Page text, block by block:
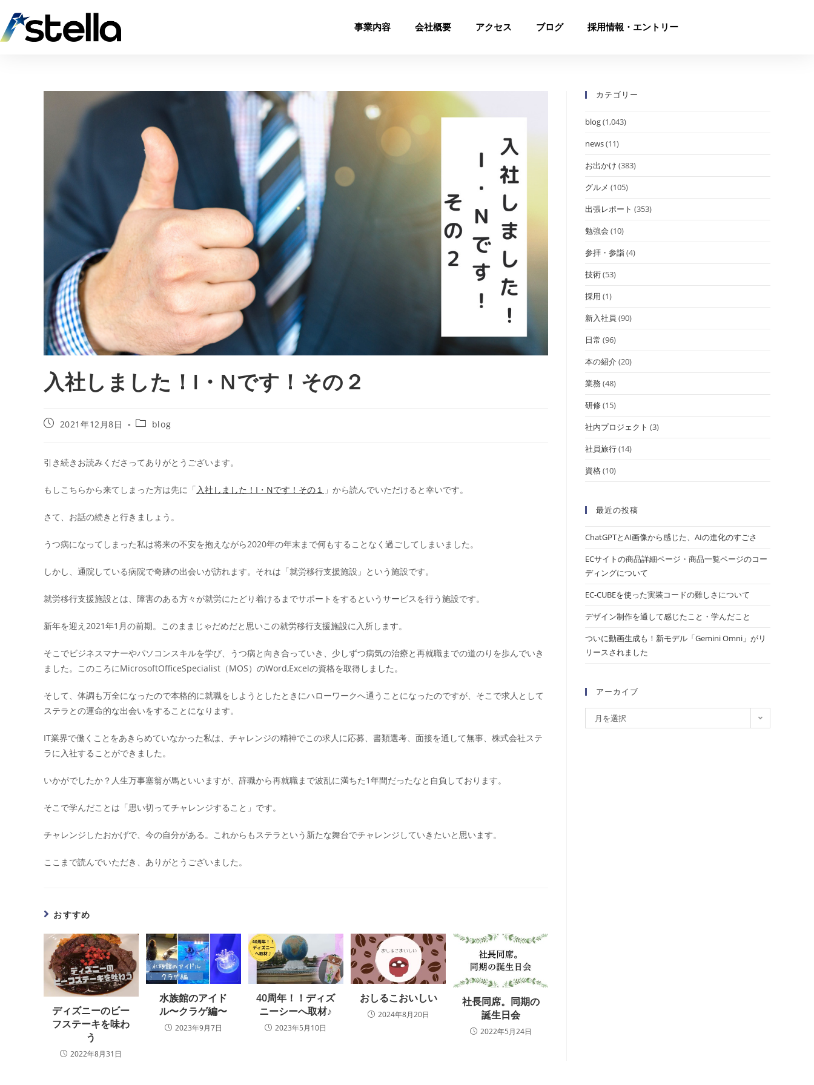
事業内容 会社概要 アクセス ブログ 採用情報・エントリー
入社しました！I・Nです！その２
2021年12月8日 blog
引き続きお読みくださってありがとうございます。
もしこちらから来てしまった方は先に「入社しました！I・Nです！その１ 」から読んでいただけると幸いです。
さて、お話の続きと行きましょう。
うつ病になってしまった私は将来の不安を抱えながら2020年の年末まで何もすることなく過ごしてしまいました。
しかし、通院している病院で奇跡の出会いが訪れます。それは「就労移行支援施設」という施設です。
就労移行支援施設とは、障害のある方々が就労にたどり着けるまでサポートをするというサービスを行う施設です。
新年を迎え2021年1月の前期。このままじゃだめだと思いこの就労移行支援施設に入所します。
そこでビジネスマナーやパソコンスキルを学び、うつ病と向き合っていき、少しずつ病気の治療と再就職までの道のりを歩んでいき
ました。このころにMicrosoftOfficeSpecialist（MOS）のWord,Excelの資格を取得しました。
そして、体調も万全になったので本格的に就職をしようとしたときにハローワークへ通うことになったのですが、そこで求人として
ステラとの運命的な出会いをすることになります。
IT業界で働くことをあきらめていなかった私は、チャレンジの精神でこの求人に応募、書類選考、面接を通して無事、株式会社ステ
ラに入社することができました。
いかがでしたか？人生万事塞翁が馬といいますが、辞職から再就職まで波乱に満ちた1年間だったなと自負しております。
そこで学んだことは「思い切ってチャレンジすること」です。
チャレンジしたおかげで、今の自分がある。これからもステラという新たな舞台でチャレンジしていきたいと思います。
ここまで読んでいただき、ありがとうございました。
おすすめ
ディズニーのビー
フステーキを味わ
う
2022年8月31日
水族館のアイド
ル〜クラゲ編〜
2023年9月7日
40周年！！ディズ
ニーシーへ取材♪
2023年5月10日
おしるこおいしい
2024年8月20日
社長同席。同期の
誕生日会
2022年5月24日
カテゴリー
blog(1,043)
news(11)
お出かけ (383)
グルメ (105)
出張レポート (353)
勉強会 (10)
参拝・参詣(4)
技術(53)
採用 (1)
新入社員 (90)
日常 (96)
本の紹介(20)
業務(48)
研修(15)
社内プロジェクト (3)
社員旅行(14)
資格(10)
最近の投稿
ChatGPTとAI画像から感じた、AIの進化のすごさ
ECサイトの商品詳細ページ・商品一覧ページのコー
ディングについて
EC-CUBEを使った実装コードの難しさについて
デザイン制作を通して感じたこと・学んだこと
ついに動画生成も！新モデル「Gemini Omni」がリ
リースされました
アーカイブ
月を選択